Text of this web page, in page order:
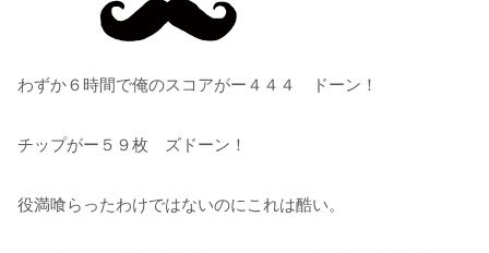
わずか６時間で俺のスコアがー４４４ ドーン！
チップがー５９枚 ズドーン！
役満喰らったわけではないのにこれは酷い。